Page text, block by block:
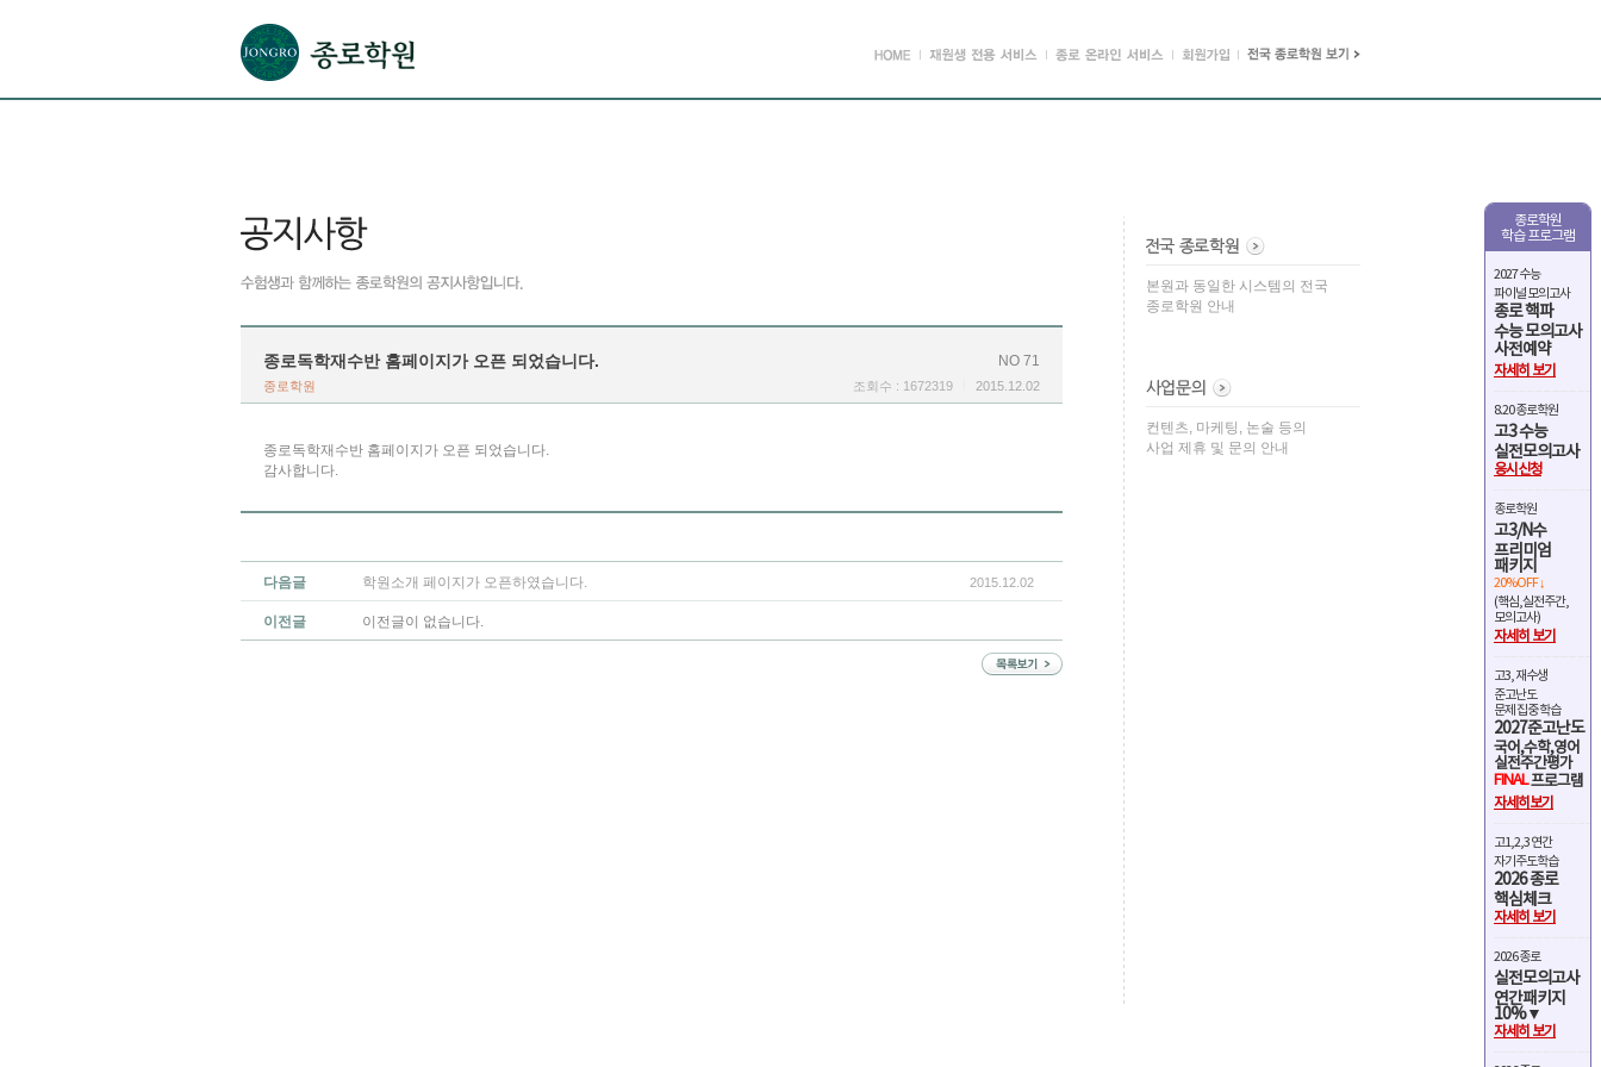
종로학원
학습 프로그램
2027 수능
파이널 모의고사
종로 핵파
수능 모의고사
사전예약
자세히 보기
8.20 종로학원
고3 수능
실전모의고사
응시신청
종로학원
고3/N수
프리미엄
패키지
20%OFF ↓
(핵심,실전주간,
모의고사)
자세히 보기
고3, 재수생
준고난도
문제 집중 학습
2027준고난도
국어,수학,영어
실전주간평가
FINAL프로그램
자세히보기
고1,2,3 연간
자기주도학습
2026 종로
핵심체크
자세히 보기
2026 종로
실전모의고사
연간패키지
10%▼
자세히 보기
NO 71
종로독학재수반 홈페이지가 오픈 되었습니다.
종로학원 2015.12.02
조회수 : 1672319
종로독학재수반 홈페이지가 오픈 되었습니다.
감사합니다.
다음글 학원소개 페이지가 오픈하였습니다. 2015.12.02
이전글 이전글이 없습니다.
본원과 동일한 시스템의 전국
종로학원 안내
컨텐츠, 마케팅, 논술 등의
사업 제휴 및 문의 안내